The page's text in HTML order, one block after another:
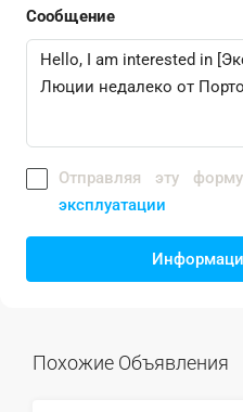
Сообщение
Отправляя эту
эксплуатации
Похожие Объявления